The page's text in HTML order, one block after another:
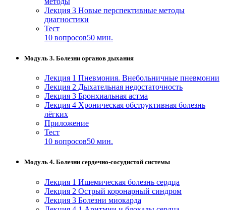
Лекция 3 Новые перспективные методы
диагностики
Тест
10 вопросов50 мин.
Модуль 3. Болезни органов дыхания
Лекция 1 Пневмония. Внебольничные пневмонии
Лекция 2 Дыхательная недостаточность
Лекция 3 Бронхиальная астма
Лекция 4 Хроническая обструктивная болезнь
лёгких
Приложение
Тест
10 вопросов50 мин.
Модуль 4. Болезни сердечно-сосудистой системы
Лекция 1 Ишемическая болезнь сердца
Лекция 2 Острый коронарный синдром
Лекция 3 Болезни миокарда